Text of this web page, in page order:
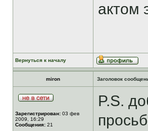
актом
Вернуться к началу
miron Заголовок
Зарегистрирован: 03 фев
2009, 16:29
Сообщения: 21
P.S.